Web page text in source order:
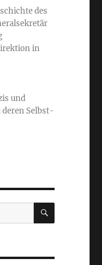
des
in
und
Selbst-
SUCHE